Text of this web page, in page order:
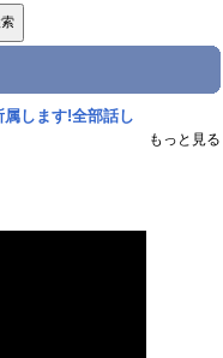
します!全部話し
もっと見る